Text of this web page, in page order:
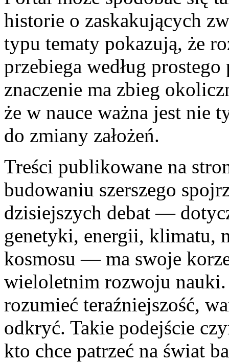
historie o zaskakujących
typu tematy pokazują, że
przebiega według
znaczenie ma zbieg
że w nauce ważna jest nie
do zmiany założeń.
Treści publikowane na
budowaniu szerszego
dzisiejszych debat —
genetyki, energii, klimatu,
kosmosu — ma swoje
wieloletnim rozwoju
rozumieć teraźniejszość,
odkryć. Takie podejście
kto chce patrzeć na świat